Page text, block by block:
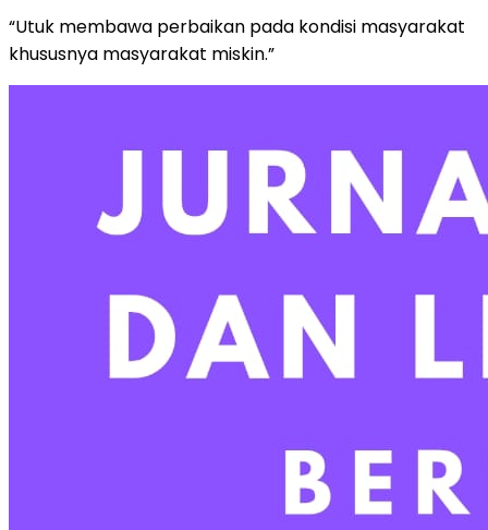
“Utuk membawa perbaikan pada kondisi masyarakat
khususnya masyarakat miskin.”